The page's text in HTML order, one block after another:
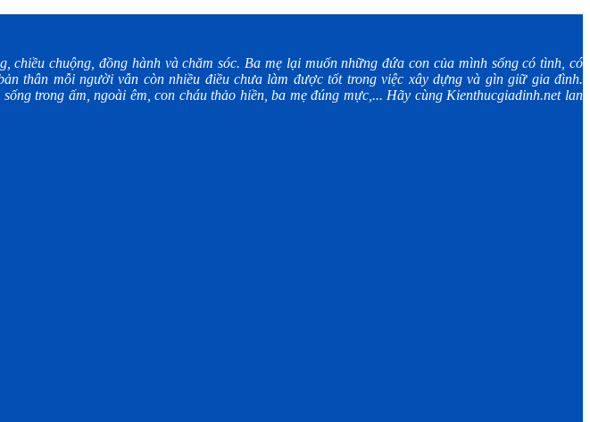
chuộng, đồng hành và chăm sóc. Ba mẹ lại muốn những đứa con của mình sống có tình, có
thân mỗi người vẫn còn nhiều điều chưa làm được tốt trong việc xây dựng và gìn giữ gia đình.
trong ấm, ngoài êm, con cháu thảo hiền, ba mẹ đúng mực,... Hãy cùng Kienthucgiadinh.net lan